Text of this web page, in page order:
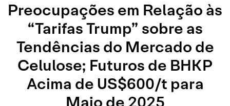
Preocupações em Relação às
“Tarifas Trump” sobre as
Tendências do Mercado de
Celulose; Futuros de BHKP
Acima de US$600/t para